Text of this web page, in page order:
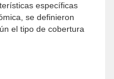
específicas
se definieron
el tipo de cobertura